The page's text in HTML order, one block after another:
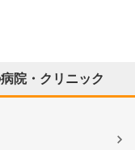
院・クリニック